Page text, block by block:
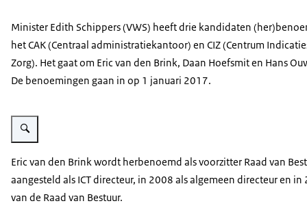
Minister Edith Schippers (VWS) heeft drie kandidaten
het CAK (Centraal administratiekantoor) en CIZ (Centrum
Zorg). Het gaat om Eric van den Brink, Daan Hoefsmit en Hans
De benoemingen gaan in op 1 januari 2017.
Vergroot afbeelding Vd Brink, Hoefsmit, Ouwehand
Eric van den Brink wordt herbenoemd als voorzitter Raad van
aangesteld als ICT directeur, in 2008 als algemeen directeur en
van de Raad van Bestuur.